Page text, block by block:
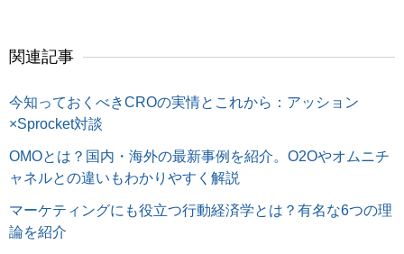
関連記事
今知っておくべきCROの実情とこれから：アッション
×Sprocket対談
OMOとは？国内・海外の最新事例を紹介。O2Oやオムニチ
ャネルとの違いもわかりやすく解説
マーケティングにも役立つ行動経済学とは？有名な6つの理
論を紹介